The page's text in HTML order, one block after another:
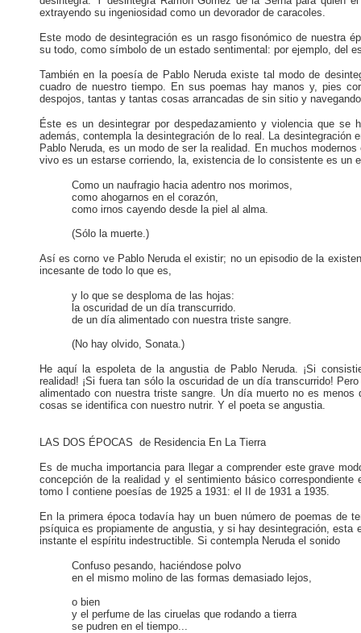
extrayendo su ingeniosidad como un devorador de caracoles.
Este modo de desintegración es un rasgo fisonómico de nuestra
su todo, como símbolo de un estado sentimental: por ejemplo, del
También en la poesía de Pablo Neruda existe tal modo de
cuadro de nuestro tiempo. En sus poemas hay manos y, pies
despojos, tantas y tantas cosas arrancadas de sin sitio y
Éste es un desintegrar por despedazamiento y violencia que se
además, contempla la desintegración de lo real. La
Pablo Neruda, es un modo de ser la realidad. En muchos
vivo es un estarse corriendo, la, existencia de lo consistente es un
Como un naufragio hacia adentro nos morimos,
como ahogarnos en el corazón,
como irnos cayendo desde la piel al alma.
(Sólo la muerte.)
Así es corno ve Pablo Neruda el existir; no un episodio de la
incesante de todo lo que es,
y lo que se desploma de las hojas:
la oscuridad de un día transcurrido.
de un día alimentado con nuestra triste sangre.
(No hay olvido, Sonata.)
He aquí la espoleta de la angustia de Pablo Neruda. ¡Si
realidad! ¡Si fuera tan sólo la oscuridad de un día transcurrido!
alimentado con nuestra triste sangre. Un día muerto no es
cosas se identifica con nuestro nutrir. Y el poeta se angustia.
LAS DOS ÉPOCAS de Residencia En La Tierra
Es de mucha importancia para llegar a comprender este grave
concepción de la realidad y el sentimiento básico
tomo I contiene poesías de 1925 a 1931: el II de 1931 a 1935.
En la primera época todavía hay un buen número de poemas de
psíquica es propiamente de angustia, y si hay desintegración,
instante el espíritu indestructible. Si contempla Neruda el sonido
Confuso pesando, haciéndose polvo
en el mismo molino de las formas demasiado lejos,
o bien
y el perfume de las ciruelas que rodando a tierra
se pudren en el tiempo...